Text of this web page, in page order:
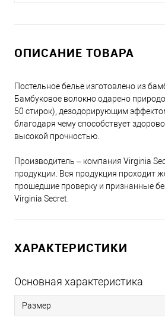
ОПИСАНИЕ ТОВАРА
Постельное белье изготовлено из
Бамбуковое волокно одарено
50 стирок), дезодорирующим
благодаря чему способствует
высокой прочностью.
Производитель – компания Virginia
продукции. Вся продукция проходит
прошедшие проверку и признанные
Virginia Secret.
ХАРАКТЕРИСТИКИ
Основная характеристика
Размер